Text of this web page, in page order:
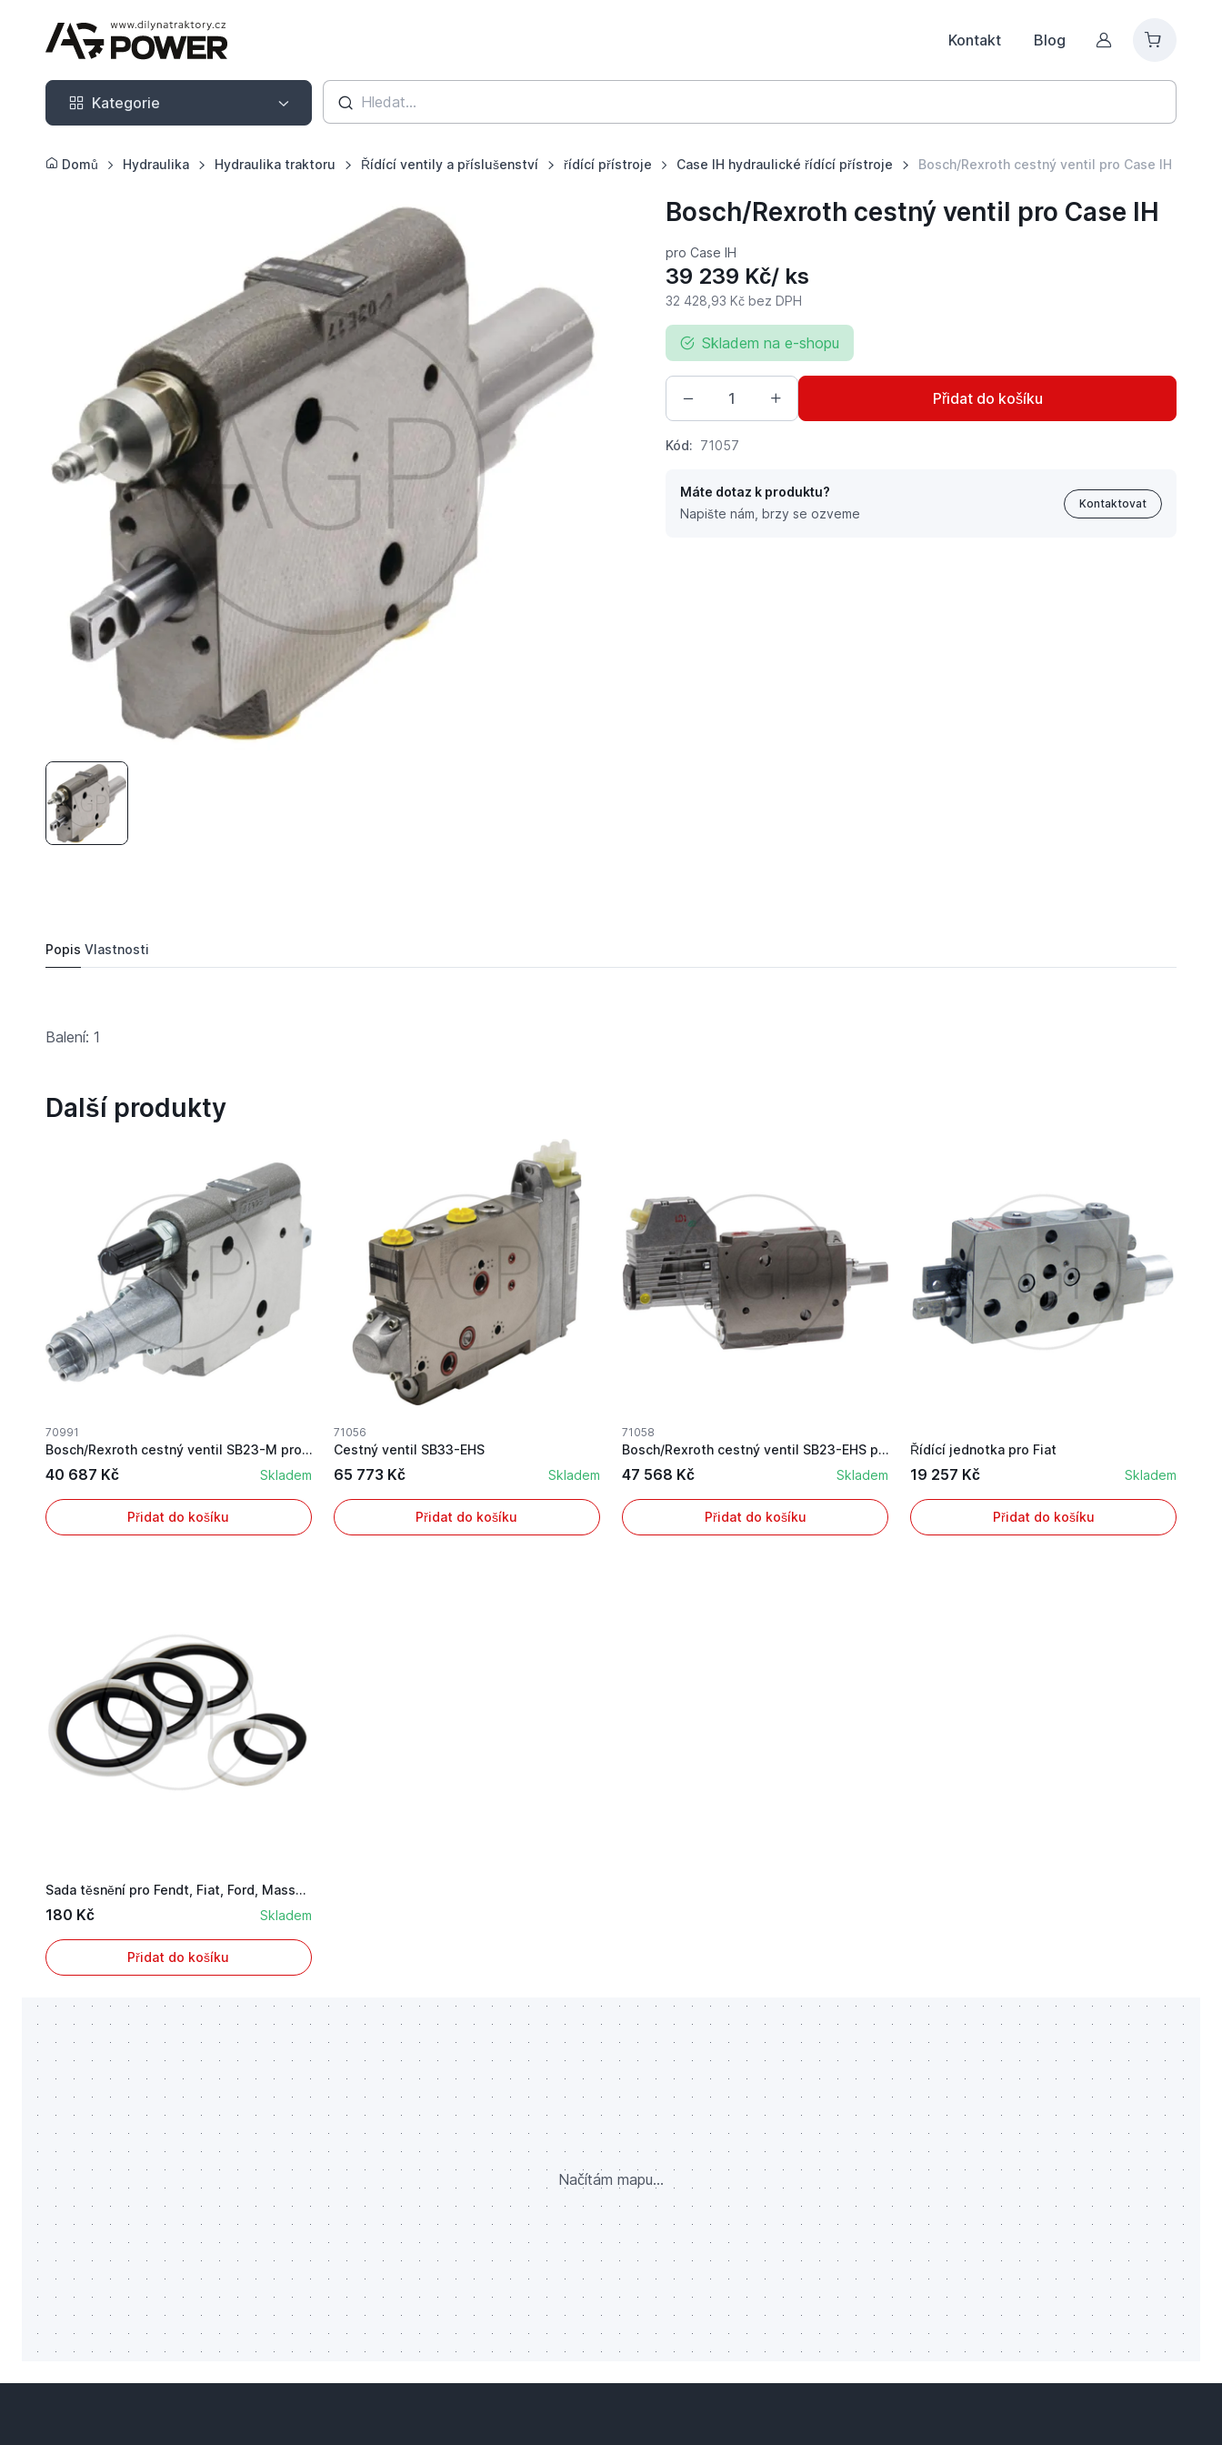
Kontakt Blog Můj účet
Kategorie
Kategorie
Domů Hydraulika Hydraulika traktoru Řídící ventily a příslušenství řídící přístroje Case IH hydraulické řídící přístroje Bosch/Rexroth cestný ventil pro Case IH
Bosch/Rexroth cestný ventil pro Case IH
pro Case IH
39 239 Kč/ ks
32 428,93 Kčbez DPH
Skladem na e-shopu
Přidat do košíku
Kód: 71057
Máte dotaz k produktu?
Napište nám, brzy se ozveme
Kontaktovat
Popis Vlastnosti
Balení: 1
Další produkty
70991
Bosch/Rexroth cestný ventil SB23-M pro Case IH
40 687 Kč Skladem
Přidat do košíku
71056
Cestný ventil SB33-EHS
65 773 Kč Skladem
Přidat do košíku
71058
Bosch/Rexroth cestný ventil SB23-EHS pro Steyr
47 568 Kč Skladem
Přidat do košíku
Řídící jednotka pro Fiat
19 257 Kč Skladem
Přidat do košíku
Sada těsnění pro Fendt, Fiat, Ford, Massey Ferg...
180 Kč Skladem
Přidat do košíku
Načítám mapu...